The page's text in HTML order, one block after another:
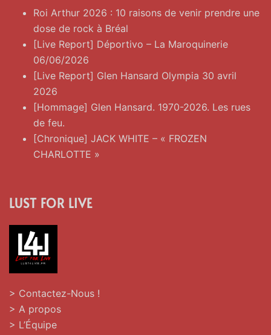
Roi Arthur 2026 : 10 raisons de venir prendre une
dose de rock à Bréal
[Live Report] Déportivo – La Maroquinerie
06/06/2026
[Live Report] Glen Hansard Olympia 30 avril
2026
[Hommage] Glen Hansard. 1970-2026. Les rues
de feu.
[Chronique] JACK WHITE – « FROZEN
CHARLOTTE »
LUST FOR LIVE
> Contactez-Nous !
> A propos
> L’Équipe